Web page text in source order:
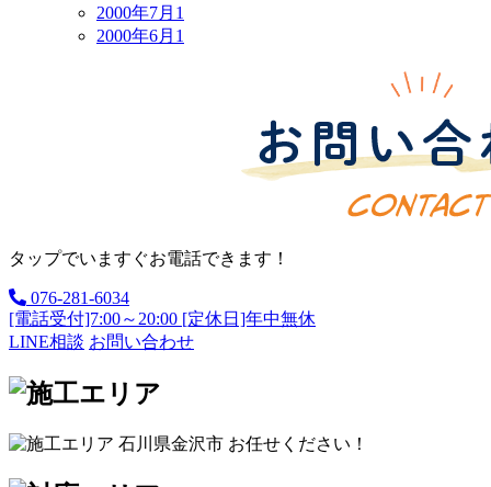
2000年7月 1
2000年6月 1
タップでいますぐお電話できます！
076-281-6034
[電話受付]7:00～20:00 [定休日]年中無休
LINE相談 お問い合わせ